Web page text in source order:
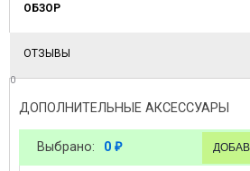
ОБЗОР
ОТЗЫВЫ
0
ДОПОЛНИТЕЛЬНЫЕ АКСЕССУАРЫ
Выбрано: 0 ₽